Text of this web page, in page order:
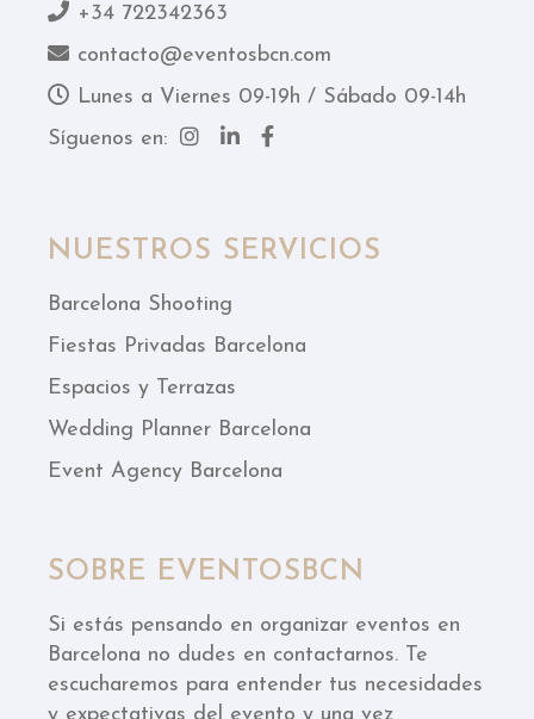
+34 722342363
contacto@eventosbcn.com
Lunes a Viernes 09-19h / Sábado 09-14h
Síguenos en:
NUESTROS SERVICIOS
Barcelona Shooting
Fiestas Privadas Barcelona
Espacios y Terrazas
Wedding Planner Barcelona
Event Agency Barcelona
SOBRE EVENTOSBCN
Si estás pensando en organizar eventos en
Barcelona no dudes en contactarnos. Te
escucharemos para entender tus necesidades